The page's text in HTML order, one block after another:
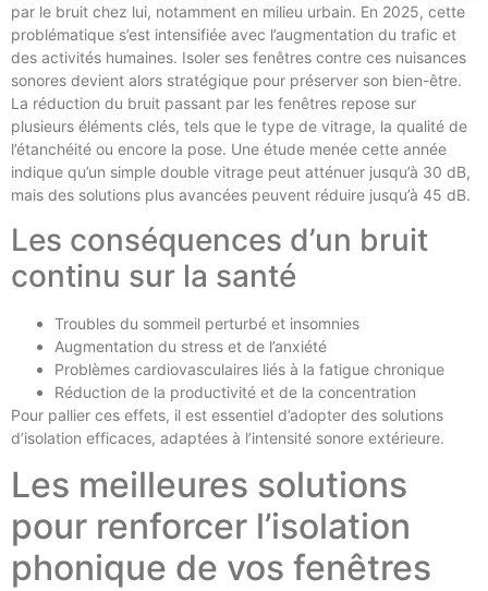
par le bruit chez lui, notamment en milieu urbain. En 2025, cette
problématique s’est intensifiée avec l’augmentation du trafic et
des activités humaines. Isoler ses fenêtres contre ces nuisances
sonores devient alors stratégique pour préserver son bien-être.
La réduction du bruit passant par les fenêtres repose sur
plusieurs éléments clés, tels que le type de vitrage, la qualité de
l’étanchéité ou encore la pose. Une étude menée cette année
indique qu’un simple double vitrage peut atténuer jusqu’à 30 dB,
mais des solutions plus avancées peuvent réduire jusqu’à 45 dB.
Les conséquences d’un bruit
continu sur la santé
Troubles du sommeil perturbé et insomnies
Augmentation du stress et de l’anxiété
Problèmes cardiovasculaires liés à la fatigue chronique
Réduction de la productivité et de la concentration
Pour pallier ces effets, il est essentiel d’adopter des solutions
d’isolation efficaces, adaptées à l’intensité sonore extérieure.
Les meilleures solutions
pour renforcer l’isolation
phonique de vos fenêtres